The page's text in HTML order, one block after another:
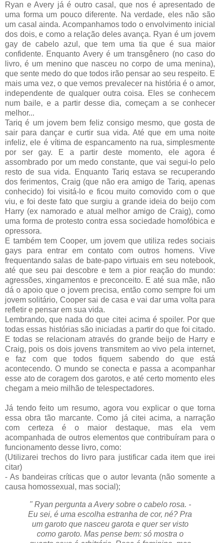
Ryan e Avery já é outro casal, que nos é apresentado de
uma forma um pouco diferente. Na verdade, eles não são
um casal ainda. Acompanhamos todo o envolvimento inicial
dos dois, e como a relação deles avança. Ryan é um jovem
gay de cabelo azul, que tem uma tia que é sua maior
confidente. Enquanto Avery é um transgênero (no caso do
livro, é um menino que nasceu no corpo de uma menina),
que sente medo do que todos irão pensar ao seu respeito. E
mais uma vez, o que vemos prevalecer na história é o amor,
independente de qualquer outra coisa. Eles se conhecem
num baile, e a partir desse dia, começam a se conhecer
melhor...
Tariq é um jovem bem feliz consigo mesmo, que gosta de
sair para dançar e curtir sua vida. Até que em uma noite
infeliz, ele é vítima de espancamento na rua, simplesmente
por ser gay. E a partir deste momento, ele agora é
assombrado por um medo constante, que vai segui-lo pelo
resto de sua vida. Enquanto Tariq estava se recuperando
dos ferimentos, Craig (que não era amigo de Tariq, apenas
conhecido) foi visitá-lo e ficou muito comovido com o que
viu, e foi deste fato que surgiu a grande ideia do beijo com
Harry (ex namorado e atual melhor amigo de Craig), como
uma forma de protesto contra essa sociedade homofóbica e
opressora.
E também tem Cooper, um jovem que utiliza redes sociais
gays para entrar em contato com outros homens. Vive
frequentando salas de bate-papo virtuais em seu notebook,
até que seu pai descobre e tem a pior reação do mundo:
agressões, xingamentos e preconceito. E até sua mãe, não
dá o apoio que o jovem precisa, então como sempre foi um
jovem solitário, Cooper sai de casa e vai dar uma volta para
refletir e pensar em sua vida.
Lembrando, que nada do que citei acima é spoiler. Por que
todas essas histórias são iniciadas a partir do que foi citado.
E todas se relacionam através do grande beijo de Harry e
Craig, pois os dois jovens transmitem ao vivo pela internet,
e faz com que todos fiquem sabendo do que está
acontecendo. O mundo se conecta e passa a acompanhar
esse ato de coragem dos garotos, e até certo momento eles
chegam a meio milhão de telespectadores.
Já tendo feito um resumo, agora vou explicar o que torna
essa obra tão marcante. Como já citei acima, a narração
com certeza é o maior destaque, mas ela vem
acompanhada de outros elementos que contribuíram para o
funcionamento desse livro, como:
(Utilizarei trechos do livro para justificar cada item que irei
citar)
- As bandeiras críticas que o autor levanta (não somente a
causa homossexual, mas social);
" Ryan pergunta a Avery sobre o cabelo rosa. -
Eu sei, é uma escolha estranha de cor, né? Pra
um garoto que nasceu garota e quer ser visto
como garoto. Mas pense bem: só mostra o